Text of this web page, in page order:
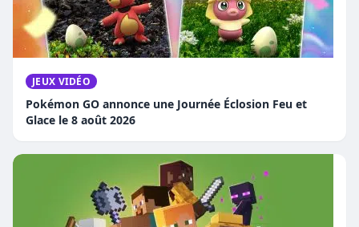
JEUX VIDÉO
Pokémon GO annonce une Journée Éclosion Feu et
Glace le 8 août 2026